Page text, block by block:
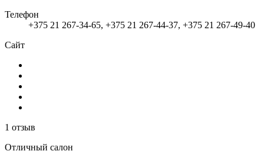
Телефон
+375 21 267-34-65, +375 21 267-44-37, +375 21 267-49-40
Сайт
1 отзыв
Отличный салон